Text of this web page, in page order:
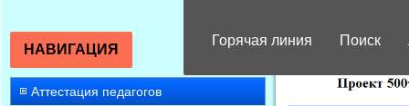
Горячая линия Поиск
НАВИГАЦИЯ
Аттестация педагогов